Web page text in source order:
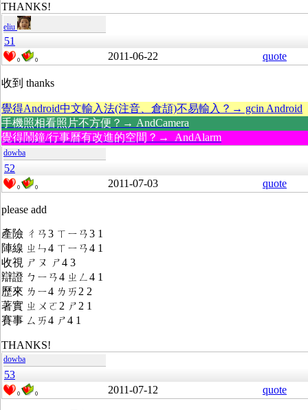
THANKS!
eliu
51
0 0 2011-06-22 quote
收到 thanks
覺得Android中文輸入法(注音、倉頡)不易輸入？→ gcin Android
手機照相看照片不方便？→ AndCamera
覺得鬧鐘/行事曆有改進的空間？→ AndAlarm
dowba
52
0 0 2011-07-03 quote
please add
產險 ㄔㄢ3 ㄒㄧㄢ3 1
陣線 ㄓㄣ4 ㄒㄧㄢ4 1
收視 ㄕㄡ ㄕ4 3
辯證 ㄅㄧㄢ4 ㄓㄥ4 1
歷來 ㄌㄧ4 ㄌㄞ2 2
著實 ㄓㄨㄛ2 ㄕ2 1
賽事 ㄙㄞ4 ㄕ4 1
THANKS!
dowba
53
0 0 2011-07-12 quote